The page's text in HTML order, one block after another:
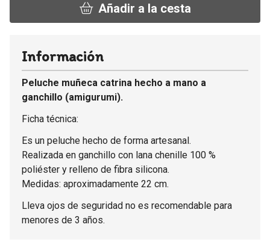
Añadir a la cesta
Información
Peluche muñeca catrina hecho a mano a
ganchillo (amigurumi).
Ficha técnica:
Es un peluche hecho de forma artesanal.
Realizada en ganchillo con lana chenille 100 %
poliéster y relleno de fibra silicona.
Medidas: aproximadamente 22 cm.
Lleva ojos de seguridad no es recomendable para
menores de 3 años.